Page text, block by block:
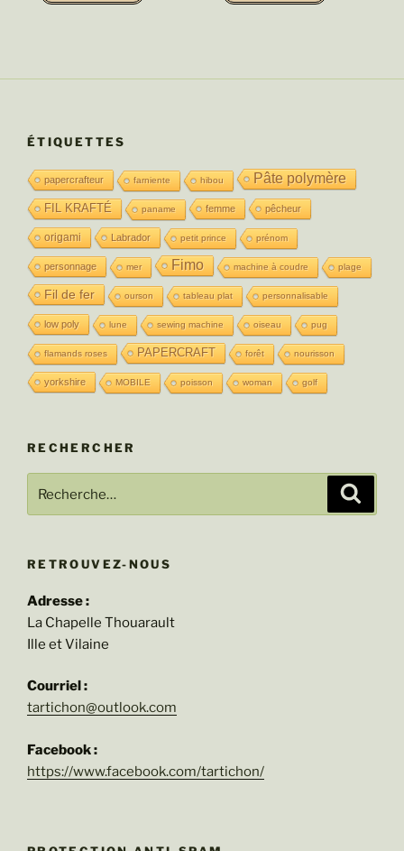
ÉTIQUETTES
papercrafteur farniente hibou Pâte polymère
FIL KRAFTÉ paname femme pêcheur
origami Labrador petit prince prénom
personnage mer Fimo machine à coudre plage
Fil de fer ourson tableau plat personnalisable
low poly lune sewing machine oiseau pug
flamands roses PAPERCRAFT forêt nourisson
yorkshire MOBILE poisson woman golf
RECHERCHER
RETROUVEZ-NOUS
Adresse :
La Chapelle Thouarault
Ille et Vilaine
Courriel :
tartichon@outlook.com
Facebook :
https://www.facebook.com/tartichon/